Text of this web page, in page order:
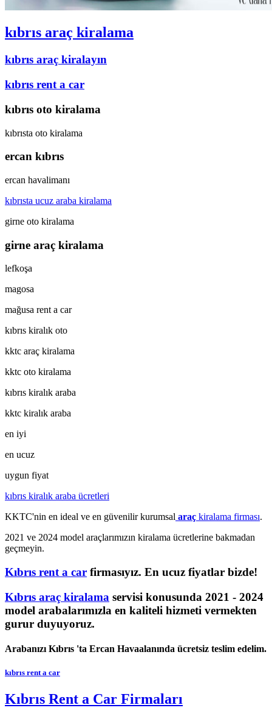
kıbrıs araç kiralama
kıbrıs araç kiralayın
kıbrıs rent a car
kıbrıs oto kiralama
kıbrısta oto kiralama
ercan kıbrıs
ercan havalimanı
kıbrısta ucuz araba kiralama
girne oto kiralama
girne araç kiralama
lefkoşa
magosa
mağusa rent a car
kıbrıs kiralık oto
kktc araç kiralama
kktc oto kiralama
kıbrıs kiralık araba
kktc kiralık araba
en iyi
en ucuz
uygun fiyat
kıbrıs kiralık araba ücretleri
KKTC'nin en ideal ve en güvenilir kurumsal araç kiralama firması.
2021 ve 2024 model araçlarımızın kiralama ücretlerine bakmadan
geçmeyin.
Kıbrıs rent a car firmasıyız. En ucuz fiyatlar bizde!
Kıbrıs araç kiralama servisi konusunda 2021 - 2024
model arabalarımızla en kaliteli hizmeti vermekten
gurur duyuyoruz.
Arabanızı Kıbrıs 'ta Ercan Havaalanında ücretsiz teslim edelim.
kıbrıs rent a car
Kıbrıs Rent a Car Firmaları